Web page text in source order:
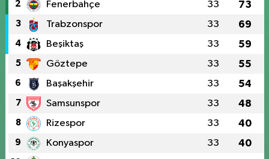
2 Fenerbahçe 33 73
3 Trabzonspor 33 69
4 Beşiktaş 33 59
5 Göztepe 33 55
6 Başakşehir 33 54
7 Samsunspor 33 48
8 Rizespor 33 40
9 Konyaspor 33 40